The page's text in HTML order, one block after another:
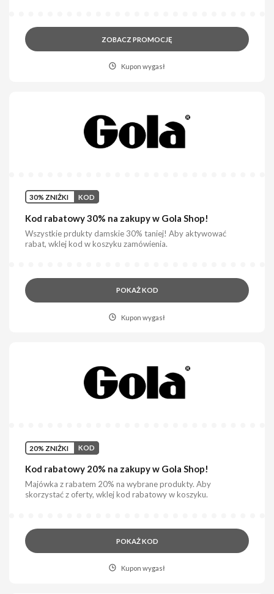
ZOBACZ PROMOCJĘ
Kupon wygasł
30% ZNIŻKI KOD
Kod rabatowy 30% na zakupy w Gola Shop!
Wszystkie prdukty damskie 30% taniej! Aby aktywować
rabat, wklej kod w koszyku zamówienia.
POKAŻ KOD
Kupon wygasł
20% ZNIŻKI KOD
Kod rabatowy 20% na zakupy w Gola Shop!
Majówka z rabatem 20% na wybrane produkty. Aby
skorzystać z oferty, wklej kod rabatowy w koszyku.
POKAŻ KOD
Kupon wygasł